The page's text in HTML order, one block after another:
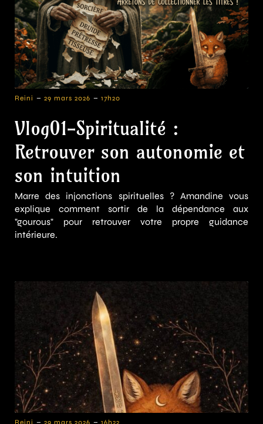
Reini - 29 mars 2026 - 17h20
Vlog01-Spiritualité :
Retrouver son autonomie et
son intuition
Marre des injonctions spirituelles ? Amandine vous
explique comment sortir de la dépendance aux
"gourous" pour retrouver votre propre guidance
intérieure.
Reini 29 mars 2026 16h22